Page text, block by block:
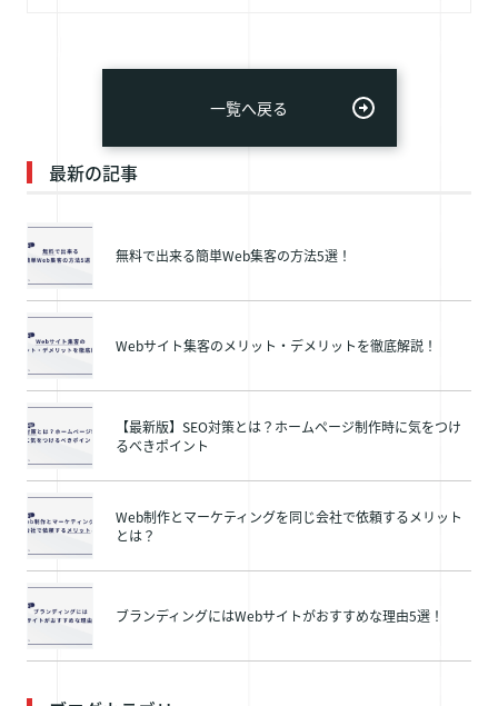
一覧へ戻る
最新の記事
無料で出来る簡単Web集客の方法5選！
Webサイト集客のメリット・デメリットを徹底解説！
【最新版】SEO対策とは？ホームページ制作時に気をつけ
るべきポイント
Web制作とマーケティングを同じ会社で依頼するメリット
とは？
ブランディングにはWebサイトがおすすめな理由5選！